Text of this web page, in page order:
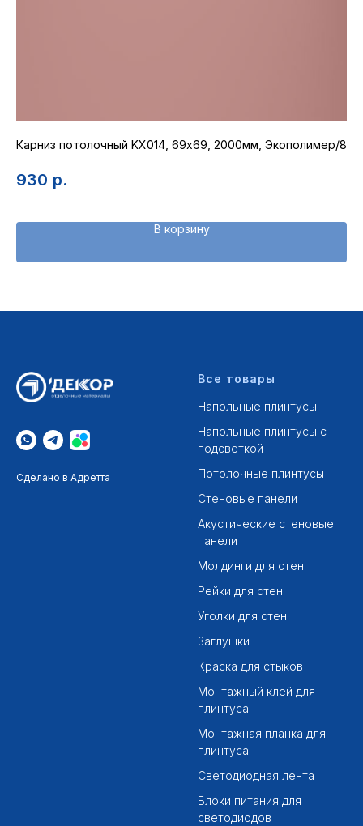
Карниз потолочный KX014, 69х69, 2000мм, Экополимер/8
930 р.
В корзину
Сделано в Адретта
Все товары
Напольные плинтусы
Напольные плинтусы с
подсветкой
Потолочные плинтусы
Стеновые панели
Акустические стеновые
панели
Молдинги для стен
Рейки для стен
Уголки для стен
Заглушки
Краска для стыков
Монтажный клей для
плинтуса
Монтажная планка для
плинтуса
Светодиодная лента
Блоки питания для
светодиодов